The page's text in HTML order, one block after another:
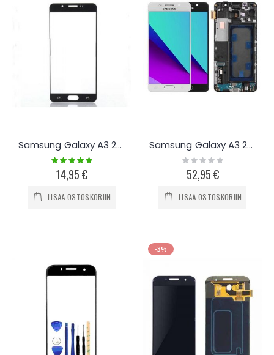
Samsung Galaxy A3 2016 Näytön lasi
Rating:
100%
14,95 €
LISÄÄ OSTOSKORIIN
Samsung Galaxy A3 2016 Näyttö ja kosketuspaneeli
Rating:
0%
52,95 €
LISÄÄ OSTOSKORIIN
-3%